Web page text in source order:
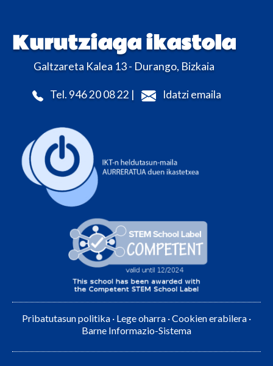
Kurutziaga ikastola
Galtzareta Kalea 13 - Durango, Bizkaia
Tel. 946 20 08 22 | Idatzi emaila
Pribatutasun politika · Lege oharra ·Cookien erabilera ·
Barne Informazio-Sistema